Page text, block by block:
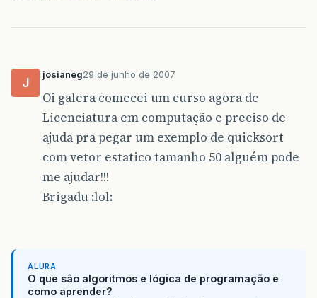
J
josianeg29 de junho de 2007
Oi galera comecei um curso agora de
Licenciatura em computação e preciso de
ajuda pra pegar um exemplo de quicksort
com vetor estatico tamanho 50 alguém pode
me ajudar!!!
Brigadu :lol:
ALURA
O que são algoritmos e lógica de programação e
como aprender?